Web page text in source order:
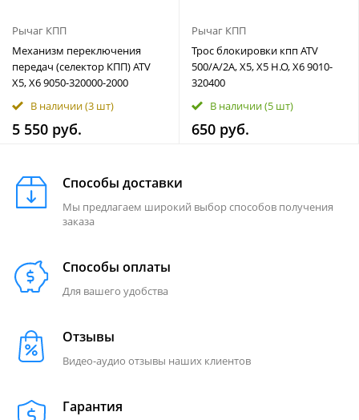
Рычаг КПП
Механизм переключения
передач (селектор КПП) ATV
X5, X6 9050-320000-2000
В наличии(3 шт)
5 550 руб.
Рычаг КПП
Трос блокировки кпп ATV
500/A/2A, X5, X5 H.O, X6 9010-
320400
В наличии(5 шт)
650 руб.
Способы доставки
Мы предлагаем широкий выбор способов получения
заказа
Способы оплаты
Для вашего удобства
Отзывы
Видео-аудио отзывы наших клиентов
Гарантия